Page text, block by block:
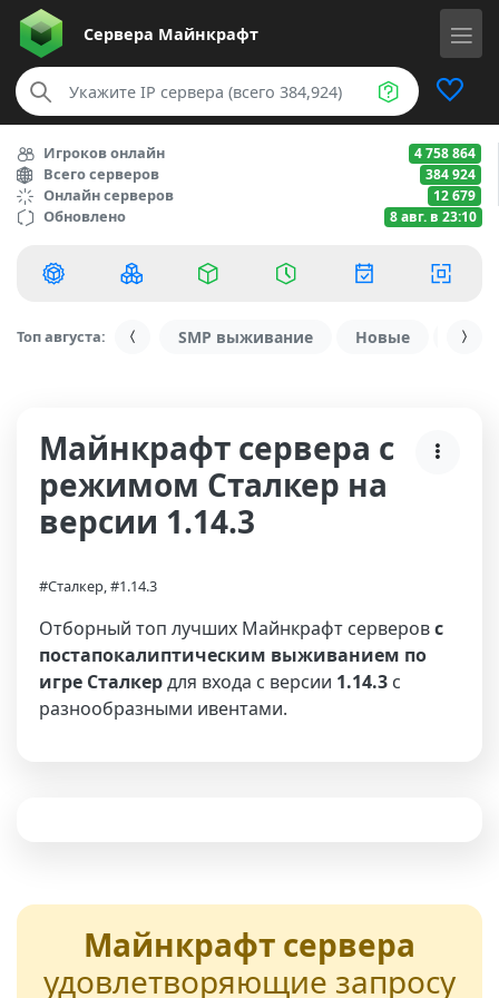
Сервера Майнкрафт
Игроков онлайн 4 758 864
Всего серверов 384 924
Онлайн серверов 12 679
Обновлено 8 авг. в 23:10
Топ августа: SMP выживание Новые С
Майнкрафт сервера с
режимом Сталкер на
версии 1.14.3
#Сталкер, #1.14.3
Отборный топ лучших Майнкрафт серверовс
постапокалиптическим выживанием по
игре Сталкердля входа с версии 1.14.3 с
разнообразными ивентами.
Майнкрафт сервера
удовлетворяющие запросу